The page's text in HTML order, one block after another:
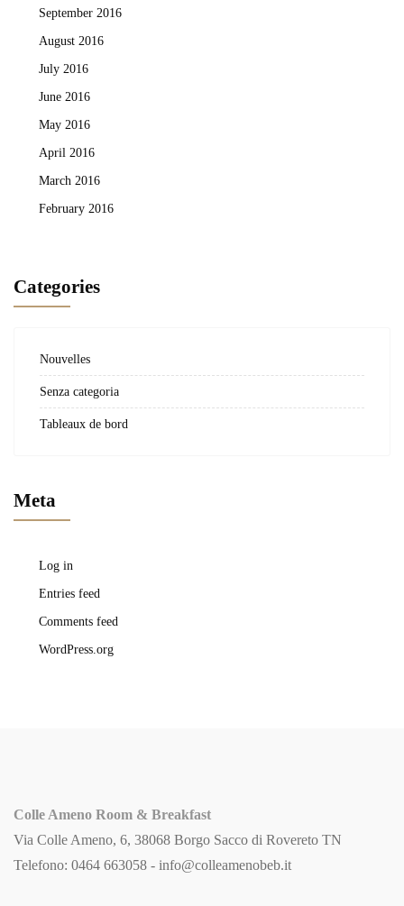
September 2016
August 2016
July 2016
June 2016
May 2016
April 2016
March 2016
February 2016
Categories
Nouvelles
Senza categoria
Tableaux de bord
Meta
Log in
Entries feed
Comments feed
WordPress.org
Colle Ameno Room & Breakfast
Via Colle Ameno, 6, 38068 Borgo Sacco di Rovereto TN
Telefono: 0464 663058 - info@colleamenobeb.it